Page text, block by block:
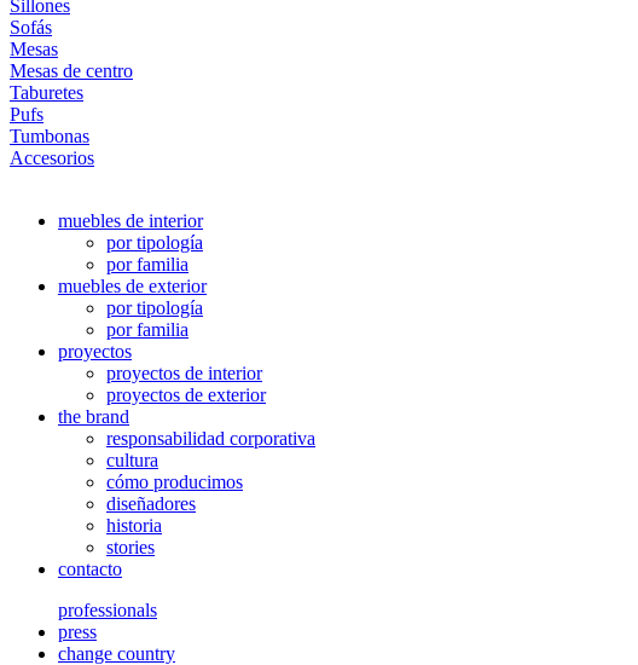
Sillones
Sofás
Mesas
Mesas de centro
Taburetes
Pufs
Tumbonas
Accesorios
muebles de interior
por tipología
por familia
muebles de exterior
por tipología
por familia
proyectos
proyectos de interior
proyectos de exterior
the brand
responsabilidad corporativa
cultura
cómo producimos
diseñadores
historia
stories
contacto
professionals
press
change country